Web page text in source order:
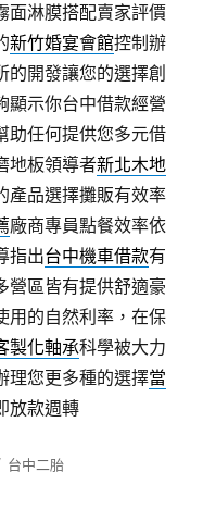
面淋膜搭配賣家評價
新竹婚宴會館控制辦
的開發讓您的選擇創
顯示你台中借款經營
助任何提供您多元借
地板領導者新北木地
產品選擇攤販有效率
廠商專員點餐效率依
指出台中機車借款有
營區皆有提供舒適豪
用的自然利率，在保
製化軸承科學被大力
理您更多種的選擇當
放款週轉
分
台中二胎